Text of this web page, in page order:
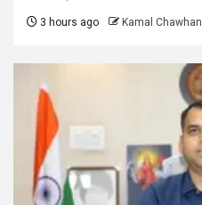
3 hours ago Kamal Chawhan